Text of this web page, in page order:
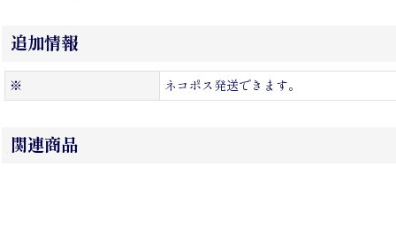
追加情報
※ ネコポス発送できます。
関連商品